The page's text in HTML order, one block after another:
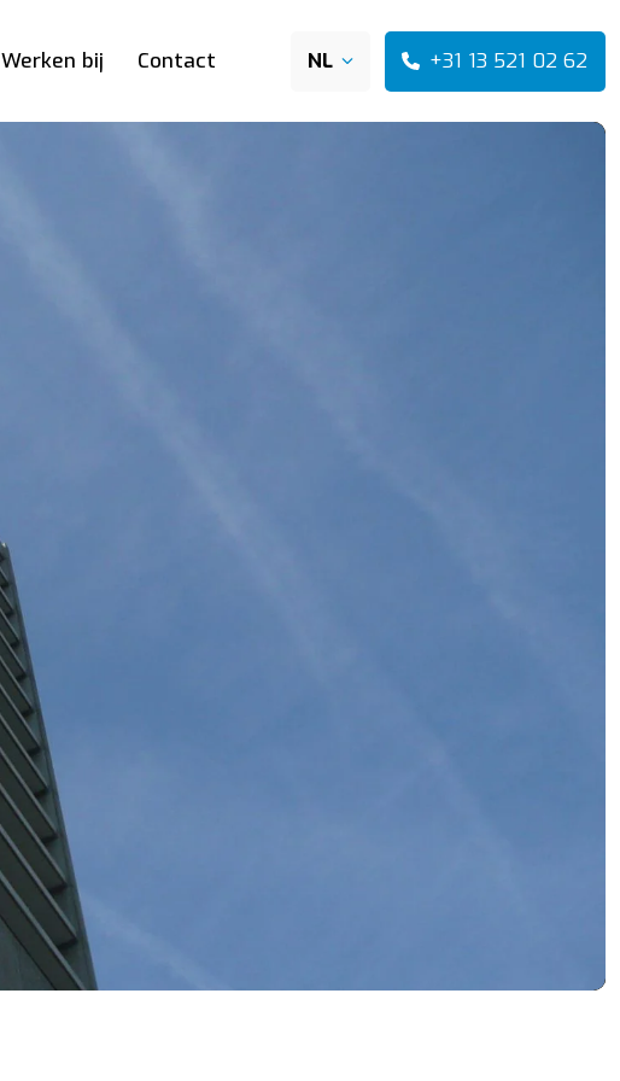
Werken bij Contact NL +31 13 521 02 62